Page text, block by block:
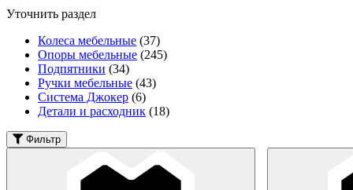
Уточнить раздел
Колеса мебельные (37)
Опоры мебельные (245)
Подпятники (34)
Ручки мебельные (43)
Система Джокер (6)
Детали и расходник (18)
Фильтр